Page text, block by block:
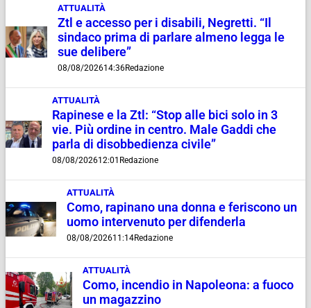
ATTUALITÀ
Ztl e accesso per i disabili, Negretti. “Il
sindaco prima di parlare almeno legga le
sue delibere”
08/08/202614:36Redazione
ATTUALITÀ
Rapinese e la Ztl: “Stop alle bici solo in 3
vie. Più ordine in centro. Male Gaddi che
parla di disobbedienza civile”
08/08/202612:01 Redazione
ATTUALITÀ
Como, rapinano una donna e feriscono un
uomo intervenuto per difenderla
08/08/202611:14Redazione
ATTUALITÀ
Como, incendio in Napoleona: a fuoco
un magazzino